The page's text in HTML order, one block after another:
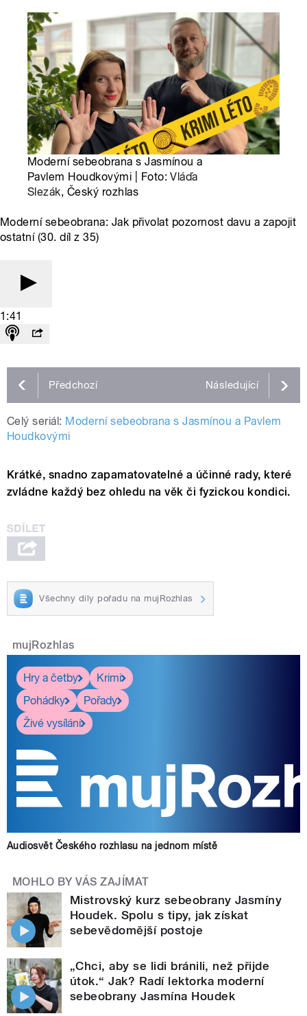
Moderní sebeobrana s Jasmínou a
Pavlem Houdkovými | Foto:Vláďa
Slezák, Český rozhlas
Moderní sebeobrana: Jak přivolat pozornost davu a zapojit
ostatní (30. díl z 35)
1:41
Předchozí Následující
Celý seriál: Moderní sebeobrana s Jasmínou a Pavlem
Houdkovými
Krátké, snadno zapamatovatelné a účinné rady, které
zvládne každý bez ohledu na věk či fyzickou kondici.
Všechny díly pořadu na mujRozhlas
mujRozhlas
Hry a četby
Krimi
Pohádky
Pořady
Živé vysílání
Audiosvět Českého rozhlasu na jednom místě
MOHLO BY VÁS ZAJÍMAT
Mistrovský kurz sebeobrany Jasmíny
Houdek. Spolu s tipy, jak získat
sebevědomější postoje
„Chci, aby se lidi bránili, než přijde
útok.“ Jak? Radí lektorka moderní
sebeobrany Jasmína Houdek